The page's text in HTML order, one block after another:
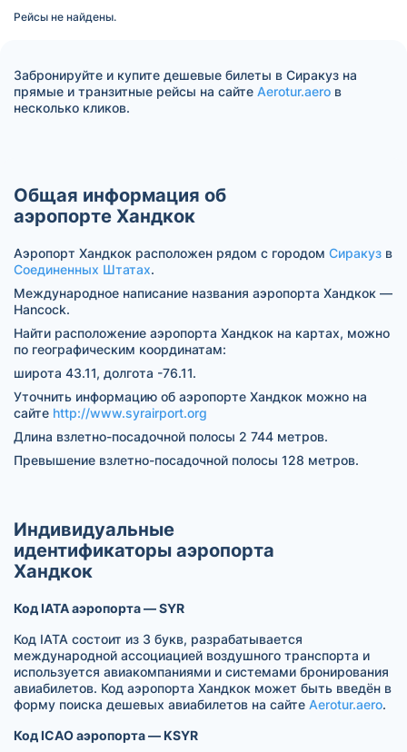
Рейсы не найдены.
Забронируйте и купите дешевые билеты в Сиракуз на
прямые и транзитные рейсы на сайте Aerotur.aero в
несколько кликов.
Общая информация об
аэропорте Хандкок
Аэропорт Хандкок расположен рядом с городом Сиракуз в
Соединенных Штатах.
Международное написание названия аэропорта Хандкок —
Hancock.
Найти расположение аэропорта Хандкок на картах, можно
по географическим координатам:
широта 43.11, долгота -76.11.
Уточнить информацию об аэропорте Хандкок можно на
сайте http://www.syrairport.org
Длина взлетно-посадочной полосы 2 744 метров.
Превышение взлетно-посадочной полосы 128 метров.
Индивидуальные
идентификаторы аэропорта
Хандкок
Код IATA аэропорта — SYR
Код IATA состоит из 3 букв, разрабатывается
международной ассоциацией воздушного транспорта и
используется авиакомпаниями и системами бронирования
авиабилетов. Код аэропорта Хандкок может быть введён в
форму поиска дешевых авиабилетов на сайте Aerotur.aero.
Код ICAO аэропорта — KSYR